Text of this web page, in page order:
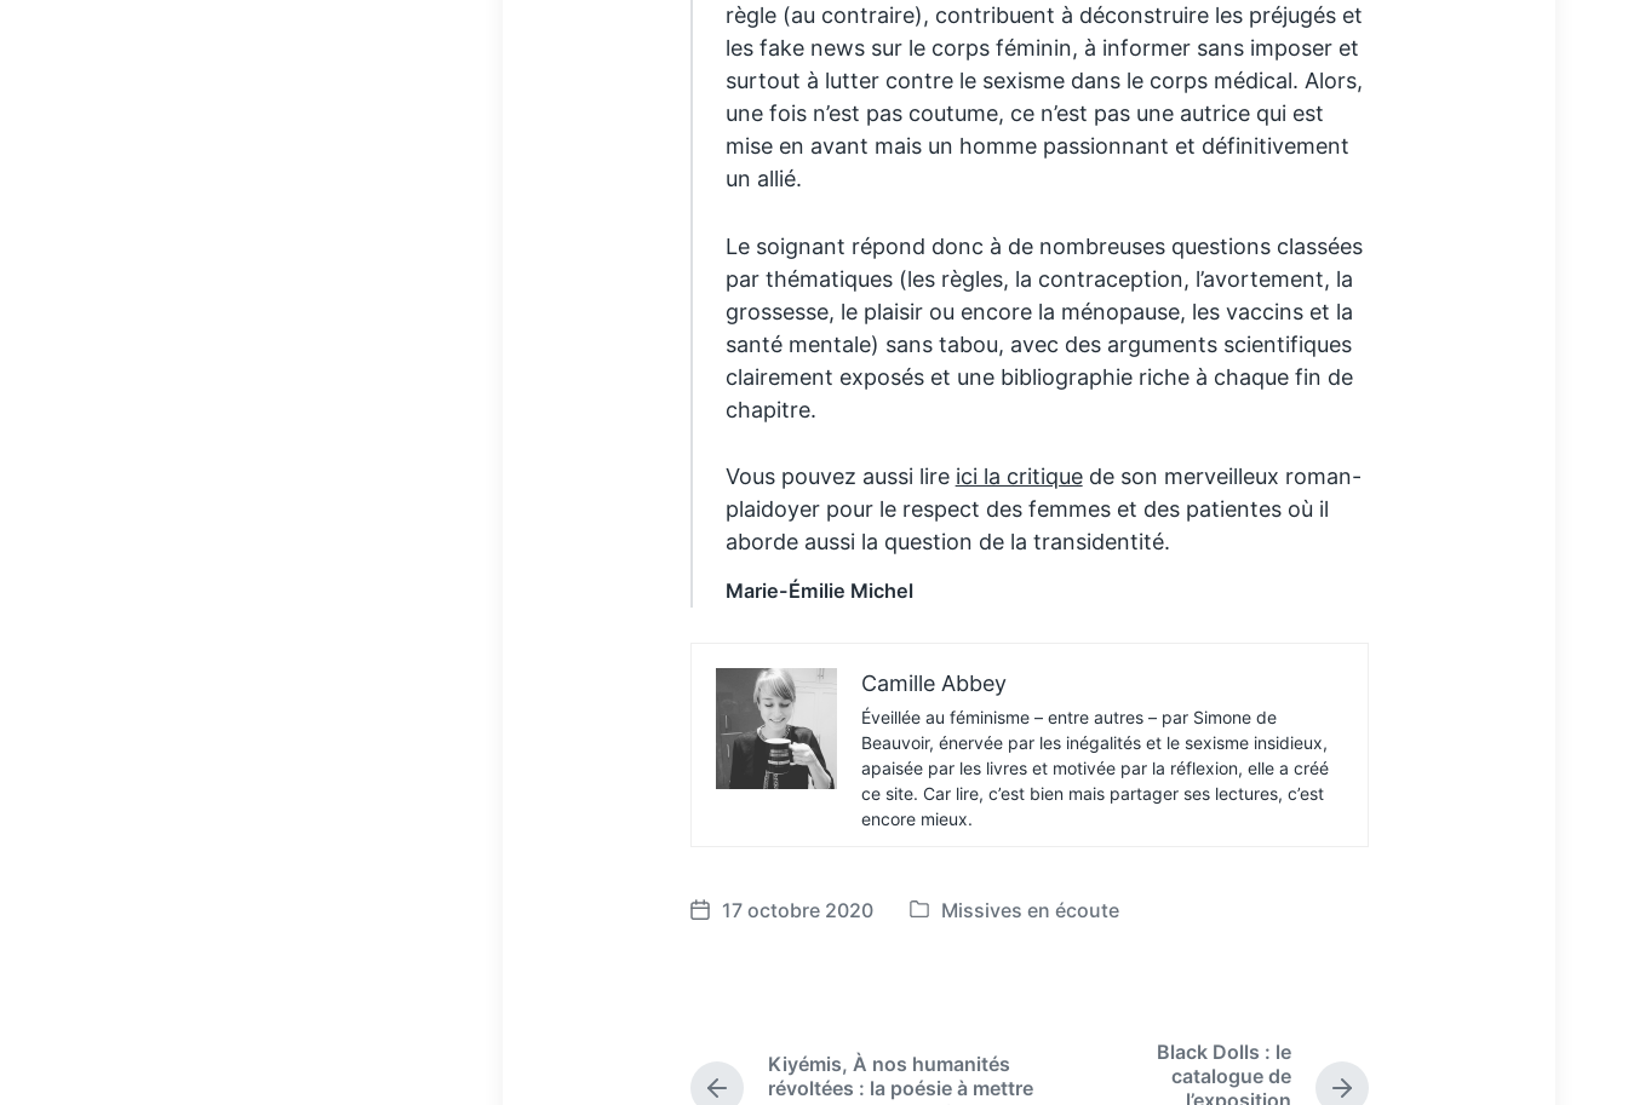
règle (au contraire), contribuent à déconstruire les préjugés et
les fake news sur le corps féminin, à informer sans imposer et
surtout à lutter contre le sexisme dans le corps médical. Alors,
une fois n’est pas coutume, ce n’est pas une autrice qui est
mise en avant mais un homme passionnant et définitivement
un allié.
Le soignant répond donc à de nombreuses questions classées
par thématiques (les règles, la contraception, l’avortement, la
grossesse, le plaisir ou encore la ménopause, les vaccins et la
santé mentale) sans tabou, avec des arguments scientifiques
clairement exposés et une bibliographie riche à chaque fin de
chapitre.
Vous pouvez aussi lire ici la critiquede son merveilleux roman-
plaidoyer pour le respect des femmes et des patientes où il
aborde aussi la question de la transidentité.
Marie-Émilie Michel
Camille Abbey
Éveillée au féminisme – entre autres – par Simone de
Beauvoir, énervée par les inégalités et le sexisme insidieux,
apaisée par les livres et motivée par la réflexion, elle a créé
ce site. Car lire, c’est bien mais partager ses lectures, c’est
encore mieux.
P
a
t
17 octobre 2020
P
d
i
Missives en écoute
P
Kiyémis, À nos humanités
révoltées : la poésie à mettre
N
Black Dolls : le
catalogue de
l’exposition